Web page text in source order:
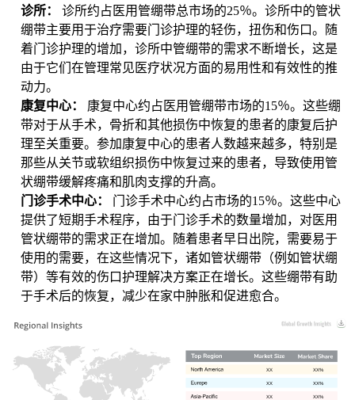
诊所： 诊所约占医用管绷带总市场的25％。诊所中的管状
绷带主要用于治疗需要门诊护理的轻伤，扭伤和伤口。随
着门诊护理的增加，诊所中管绷带的需求不断增长，这是
由于它们在管理常见医疗状况方面的易用性和有效性的推
动力。
康复中心： 康复中心约占医用管绷带市场的15％。这些绷
带对于从手术，骨折和其他损伤中恢复的患者的康复后护
理至关重要。参加康复中心的患者人数越来越多，特别是
那些从关节或软组织损伤中恢复过来的患者，导致使用管
状绷带缓解疼痛和肌肉支撑的升高。
门诊手术中心： 门诊手术中心约占市场的15％。这些中心
提供了短期手术程序，由于门诊手术的数量增加，对医用
管状绷带的需求正在增加。随着患者早日出院，需要易于
使用的需要，在这些情况下，诸如管状绷带（例如管状绷
带）等有效的伤口护理解决方案正在增长。这些绷带有助
于手术后的恢复，减少在家中肿胀和促进愈合。
XX%
XX
XX%
XX
XX%
XX